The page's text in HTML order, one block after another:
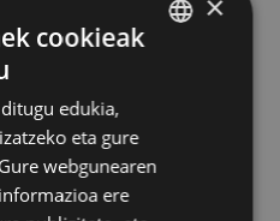
cookieak
edukia,
eta gure
webgunearen
ere